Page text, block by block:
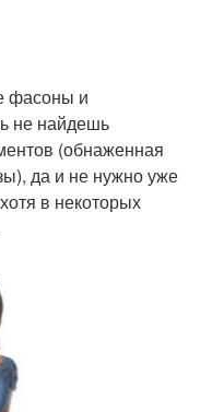
фасоны и
не найдешь
(обнаженная
да и не нужно уже
в некоторых